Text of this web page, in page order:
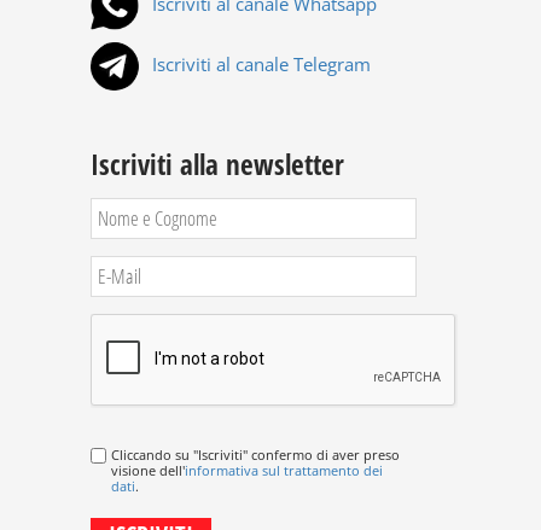
Iscriviti al canale Telegram
Iscriviti alla newsletter
Cliccando su "Iscriviti" confermo di aver preso
visione dell'informativa sul trattamento dei
dati.